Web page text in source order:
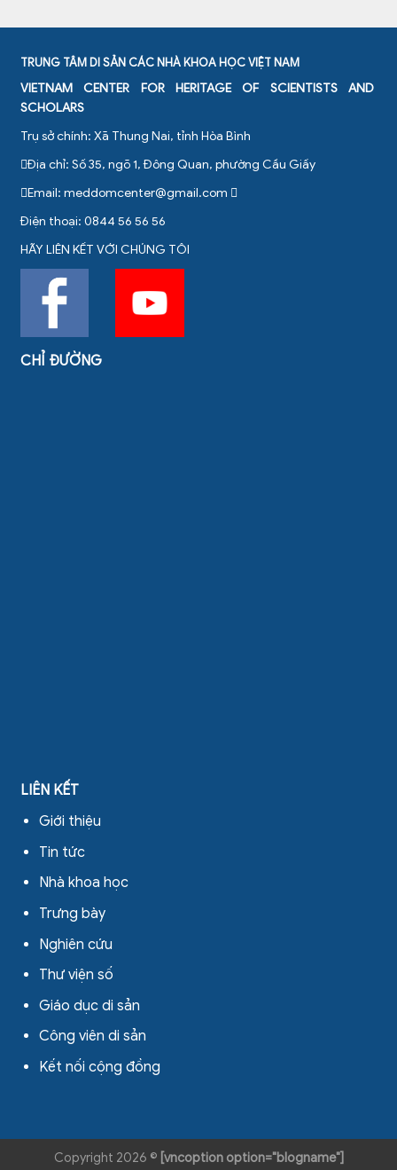
TRUNG TÂM DI SẢN CÁC NHÀ KHOA HỌC VIỆT NAM
VIETNAM CENTER FOR HERITAGE OF SCIENTISTS AND
SCHOLARS
Trụ sở chính: Xã Thung Nai, tỉnh Hòa Bình
Địa chỉ: Số 35, ngõ 1, Đông Quan, phường Cầu Giấy
Email: meddomcenter@gmail.com
Điện thoại: 0844 56 56 56
HÃY LIÊN KẾT VỚI CHÚNG TÔI
CHỈ ĐƯỜNG
LIÊN KẾT
Giới thiệu
Tin tức
Nhà khoa học
Trưng bày
Nghiên cứu
Thư viện số
Giáo dục di sản
Công viên di sản
Kết nối cộng đồng
Copyright 2026 © [vncoption option="blogname"]